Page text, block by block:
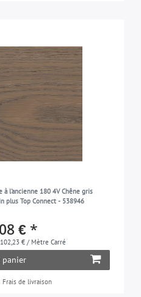
à l'ancienne 180 4V Chêne gris
plus Top Connect - 538946
€ *
€ / Mètre Carré
panier
Frais de livraison